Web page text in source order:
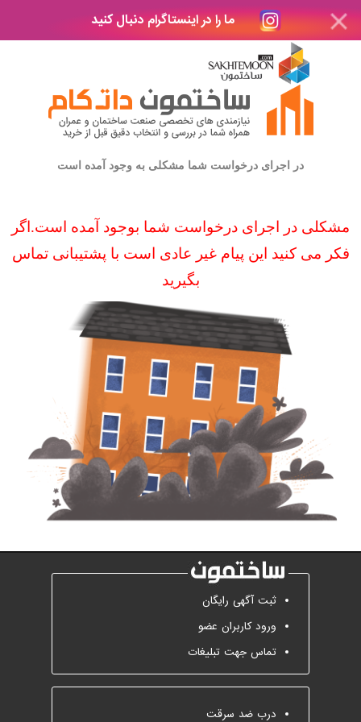
ما را در اینستاگرام دنبال کنید
در اجرای درخواست شما مشکلی به وجود آمده است
مشکلی در اجرای درخواست شما بوجود آمده است.اگر
فکر می کنید این پیام غیر عادی است با پشتیبانی تماس
بگیرید
ثبت آگهی رایگان
ورود کاربران عضو
تماس جهت تبلیغات
درب ضد سرقت